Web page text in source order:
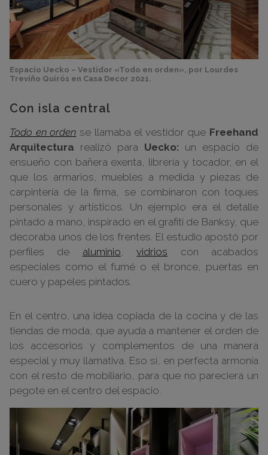
Espacio Uecko – Vestidor «Todo en orden», por Lourdes
Treviño Quirós en Casa Decor 2021.
Con isla central
Todo enorden se llamaba el vestidor que Freehand
Arquitectura realizó para Uecko: un espacio de
ensueño con bañera exenta, librería y tocador, en el
que los armarios, muebles a medida y piezas de
carpintería de la firma, se combinaron con toques
personales y artísticos. Un ejemplo era el detalle
pintado a mano, inspirado en el grafiti de Banksy, que
decoraba unos de los frentes. El estudio apostó por
perfiles de aluminio,vidrios con acabados
especiales como el fumé o el bronce, puertas en
cuero y papeles pintados.
En el centro, una idea copiada de la cocina y de las
tiendas de moda, que ayuda a mantener el orden de
los accesorios y complementos de una manera
especial y muy llamativa. Eso sí, en perfecta armonía
con el resto de mobiliario, para que no pareciera un
pegote en el centro del espacio.